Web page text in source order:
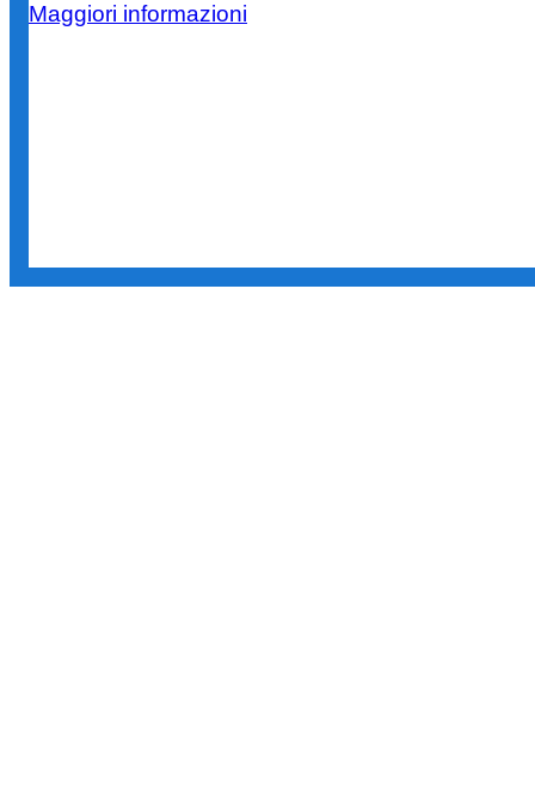
Maggiori informazioni